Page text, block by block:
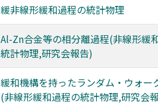
緩非線形緩和過程の統計物理
Al-Zn合金等の相分離過程(非線形緩
統計物理,研究会報告)
緩和機構を持ったランダム・ウォー
(非線形緩和過程の統計物理,研究会